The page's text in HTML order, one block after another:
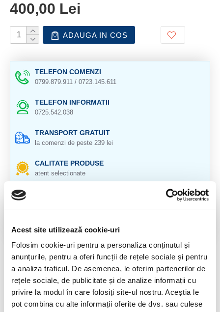
Acest site utilizează cookie-uri
Folosim cookie-uri pentru a personaliza conținutul și
anunțurile, pentru a oferi funcții de rețele sociale și pentru
a analiza traficul. De asemenea, le oferim partenerilor de
rețele sociale, de publicitate și de analize informații cu
privire la modul în care folosiți site-ul nostru. Aceștia le
pot combina cu alte informații oferite de dvs. sau culese
400,00 Lei
ADAUGA IN COS
TELEFON COMENZI
0799.879.911 / 0723.145.611
TELEFON INFORMATII
0725.542.038
TRANSPORT GRATUIT
la comenzi de peste 239 lei
CALITATE PRODUSE
atent selectionate
pentru toate produsele
DESCRIERE PRODUS
Pandantiv morganit.
Cristal natural 100 %.